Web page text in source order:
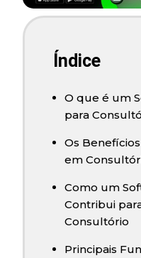
Índice
O que é um
para
Os
em
Como um
Contribui
Consultório
Principais